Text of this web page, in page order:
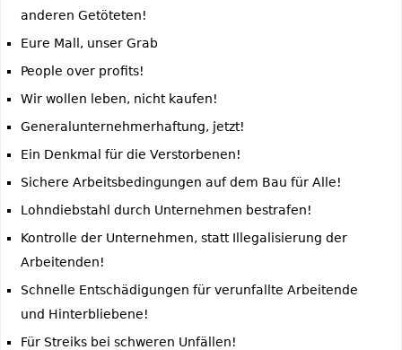
anderen Getöteten!
Eure Mall, unser Grab
People over profits!
Wir wollen leben, nicht kaufen!
Generalunternehmerhaftung, jetzt!
Ein Denkmal für die Verstorbenen!
Sichere Arbeitsbedingungen auf dem Bau für Alle!
Lohndiebstahl durch Unternehmen bestrafen!
Kontrolle der Unternehmen, statt Illegalisierung der
Arbeitenden!
Schnelle Entschädigungen für verunfallte Arbeitende
und Hinterbliebene!
Für Streiks bei schweren Unfällen!